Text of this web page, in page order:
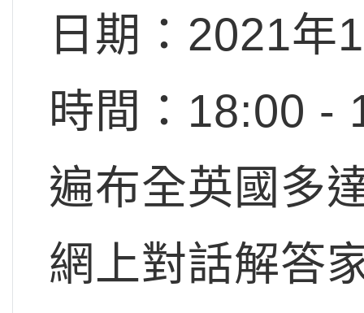
日期： 2021年
時間：18:00 -
遍布全英國多
網上對話解答